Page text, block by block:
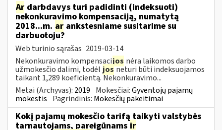
Ar darbdavys turi padidinti (indeksuoti)
nekonkuravimo kompensaciją, numatytą
2018...m. ar ankstesniame susitarime su
darbuotoju?
Web turinio sąrašas 2019-03-14
Nekonkuravimo kompensacijos nėra laikomos darbo
užmokesčio dalimi, todėl josneturi būti indeksuojamos
taikant 1,289 koeficientą. Nekonkuravimo...
Metai (Archyvas): 2019 Mokesčiai:Gyventojų pajamų
mokestis Pagrindinis: Mokesčių pakeitimai
Kokį pajamų mokesčio tarifą taikyti valstybės
tarnautojams, pareigūnams ir